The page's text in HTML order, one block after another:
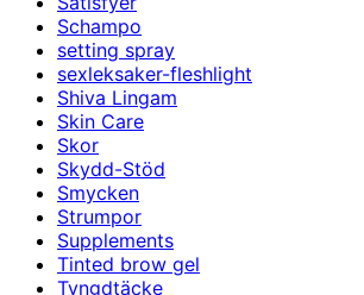
Schampo
setting spray
sexleksaker-fleshlight
Shiva Lingam
Skin Care
Skor
Skydd-Stöd
Smycken
Strumpor
Supplements
Tinted brow gel
Tyngdtäcke